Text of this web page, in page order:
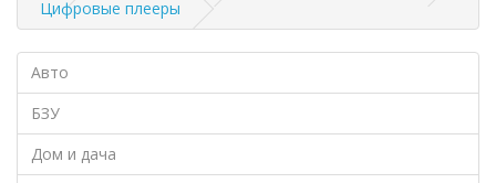
Цифровые плееры
Авто
БЗУ
Дом и дача